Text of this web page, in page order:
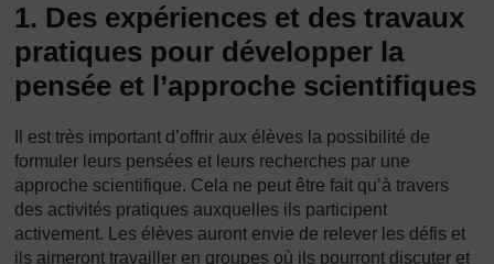
1. Des expériences et des travaux
pratiques pour développer la
pensée et l’approche scientifiques
Il est très important d’offrir aux élèves la possibilité de
formuler leurs pensées et leurs recherches par une
approche scientifique. Cela ne peut être fait qu’à travers
des activités pratiques auxquelles ils participent
activement. Les élèves auront envie de relever les défis et
ils aimeront travailler en groupes où ils pourront discuter et